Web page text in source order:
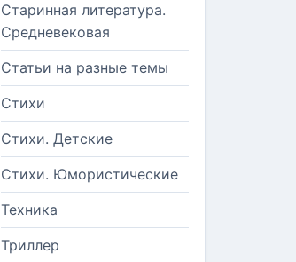
Старинная литература.
Средневековая
Статьи на разные темы
Стихи
Стихи. Детские
Стихи. Юмористические
Техника
Триллер